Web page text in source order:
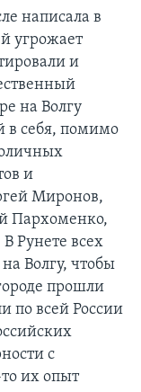
написала в
угрожает
и
на Волгу
в себя, помимо
и
Миронов,
Пархоменко,
Рунете всех
Волгу, чтобы
прошли
по всей России
с
их опыт